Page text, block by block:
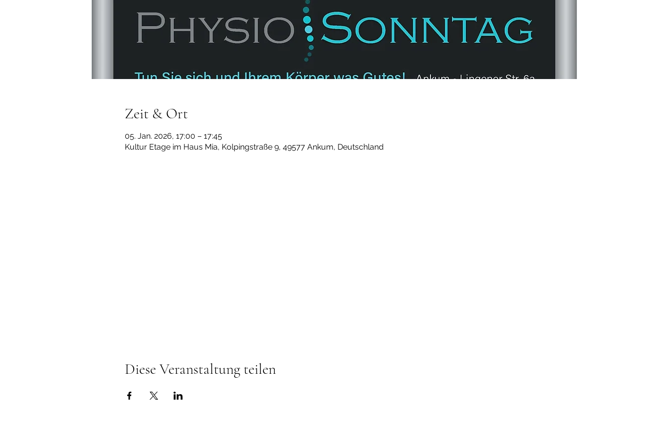
Zeit & Ort
05. Jan. 2026, 17:00 – 17:45
Kultur Etage im Haus Mia, Kolpingstraße 9, 49577 Ankum, Deutschland
Diese Veranstaltung teilen